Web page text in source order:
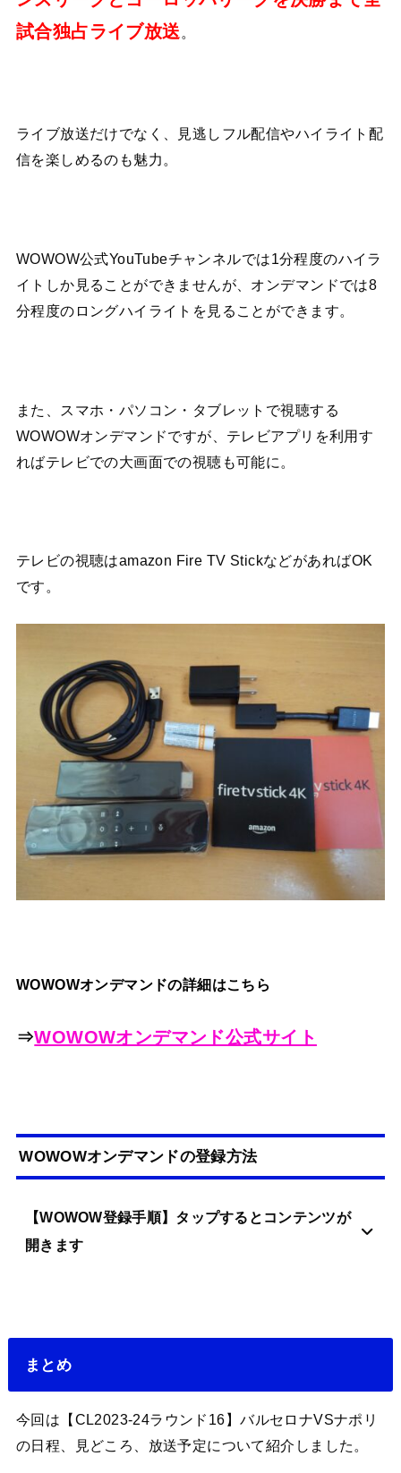
試合独占ライブ放送。
ライブ放送だけでなく、見逃しフル配信やハイライト配
信を楽しめるのも魅力。
WOWOW公式YouTubeチャンネルでは1分程度のハイラ
イトしか見ることができませんが、オンデマンドでは8
分程度のロングハイライトを見ることができます。
また、スマホ・パソコン・タブレットで視聴する
WOWOWオンデマンドですが、テレビアプリを利用す
ればテレビでの大画面での視聴も可能に。
テレビの視聴はamazon Fire TV StickなどがあればOK
です。
WOWOWオンデマンドの詳細はこちら
⇒WOWOWオンデマンド公式サイト
WOWOWオンデマンドの登録方法
【WOWOW登録手順】タップするとコンテンツが
開きます
まとめ
今回は【CL2023-24ラウンド16】バルセロナVSナポリ
の日程、見どころ、放送予定について紹介しました。